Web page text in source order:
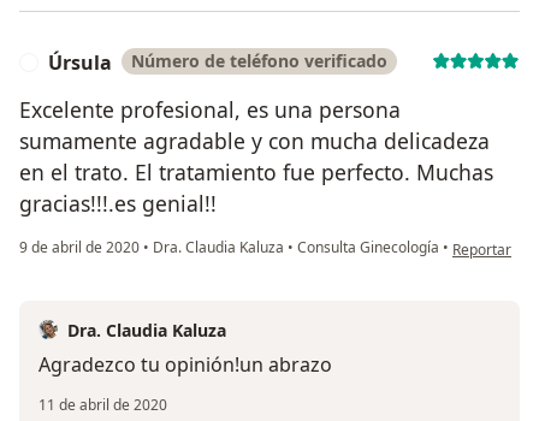
Úrsula Número de teléfono verificado
Excelente profesional, es una persona
sumamente agradable y con mucha delicadeza
en el trato. El tratamiento fue perfecto. Muchas
gracias!!!.es genial!!
9 de abril de 2020 • Dra. Claudia Kaluza • Consulta Ginecología • en opinión
Reportar
Dra. Claudia Kaluza
Agradezco tu opinión!un abrazo
11 de abril de 2020